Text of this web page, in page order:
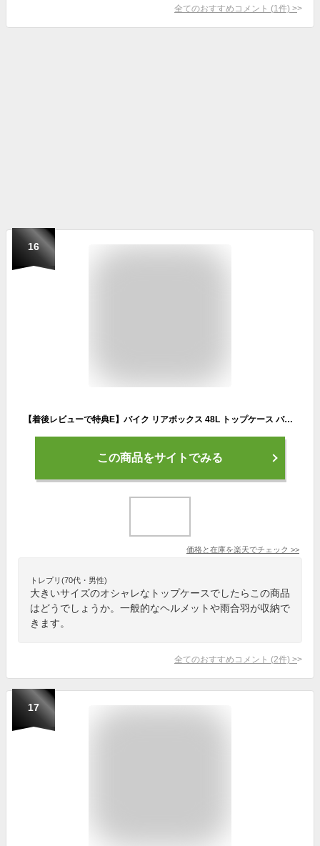
全てのおすすめコメント (1 件) >
16
【着後レビューで特典E】バイク リアボックス 48L トップケース バイクボックス バイク用ボックス 着脱可能式 48リットル 大容量 原付 スクーター フルフェイス収納可能 ヘルメット入れ 送料無料 ###バイクボックスA28###
この商品をサイトでみる
価格と在庫を楽天でチェック >>
トレプリ(70代・男性)
大きいサイズのオシャレなトップケースでしたらこの商品
はどうでしょうか。一般的なヘルメットや雨合羽が収納で
きます。
全てのおすすめコメント (2件) >
17